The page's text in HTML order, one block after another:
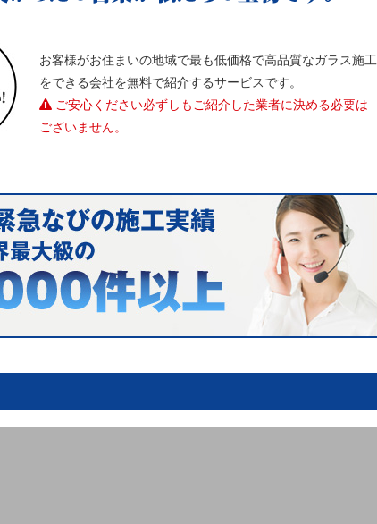
お客様がお住まいの地域で最も低価格で高品質なガラス施工
をできる会社を無料で紹介するサービスです。
ご安心ください必ずしもご紹介した業者に決める必要は
ございません。